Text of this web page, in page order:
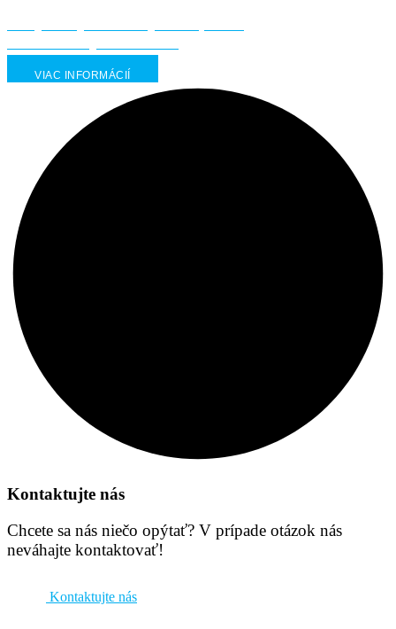
VIAC INFORMÁCIÍ
Kontaktujte nás
Chcete sa nás niečo opýtať? V prípade otázok nás
neváhajte kontaktovať!
Kontaktujte nás